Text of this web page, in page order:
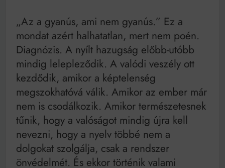
„Az a gyanús, ami nem gyanús.” Ez a
mondat azért halhatatlan, mert nem poén.
Diagnózis. A nyílt hazugság előbb-utóbb
mindig lelepleződik. A valódi veszély ott
kezdődik, amikor a képtelenség
megszokhatóvá válik. Amikor az ember már
nem is csodálkozik. Amikor természetesnek
tűnik, hogy a valóságot mindig újra kell
nevezni, hogy a nyelv többé nem a
dolgokat szolgálja, csak a rendszer
önvédelmét. És ekkor történik valami